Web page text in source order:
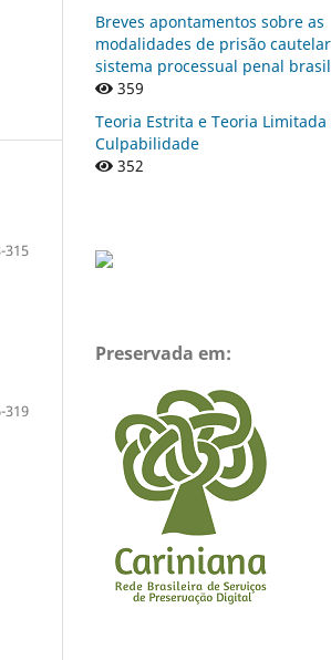
315
319
Breves apontamentos sobre as
modalidades de prisão
sistema processual penal
359
Teoria Estrita e Teoria Limitada
Culpabilidade
352
Preservada em: